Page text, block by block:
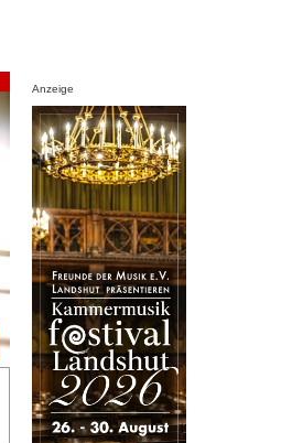
Anzeige